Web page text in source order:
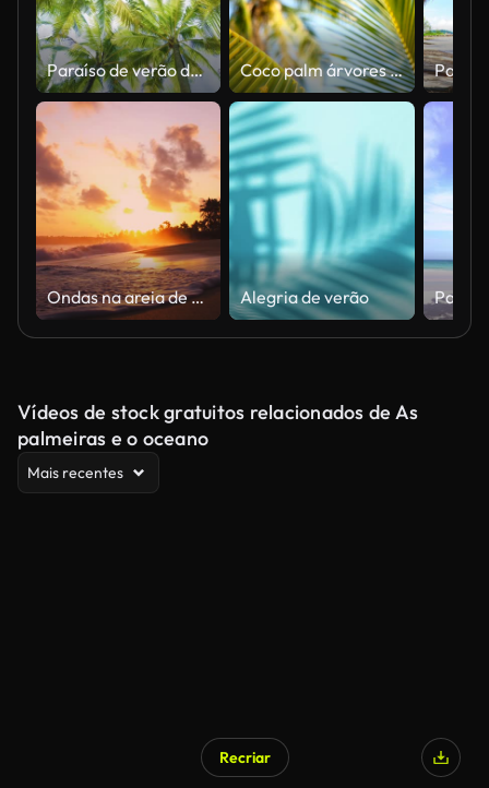
Paraíso de verão da Ilha da Palmeira Tropical. A folha de coco sombras nuvens do céu. Coco palm árvores coroas contra o céu azul ensolarado em perspectiva do chão.
Ondas na areia de uma linda praia tropical selvagem Alegria de verão
Vídeos de stock gratuitos relacionados de As
palmeiras e o oceano
Mais recentes
Recriar